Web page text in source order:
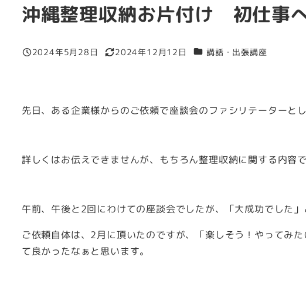
沖縄整理収納お片付け 初仕事
投稿日
2024年5月28日
更新日
2024年12月12日 カテゴリー
講話・出張講座
先日、ある企業様からのご依頼で座談会のファシリテーターと
詳しくはお伝えできませんが、もちろん整理収納に関する内容で
午前、午後と2回にわけての座談会でしたが、「大成功でした」
ご依頼自体は、2月に頂いたのですが、「楽しそう！やってみ
て良かったなぁと思います。